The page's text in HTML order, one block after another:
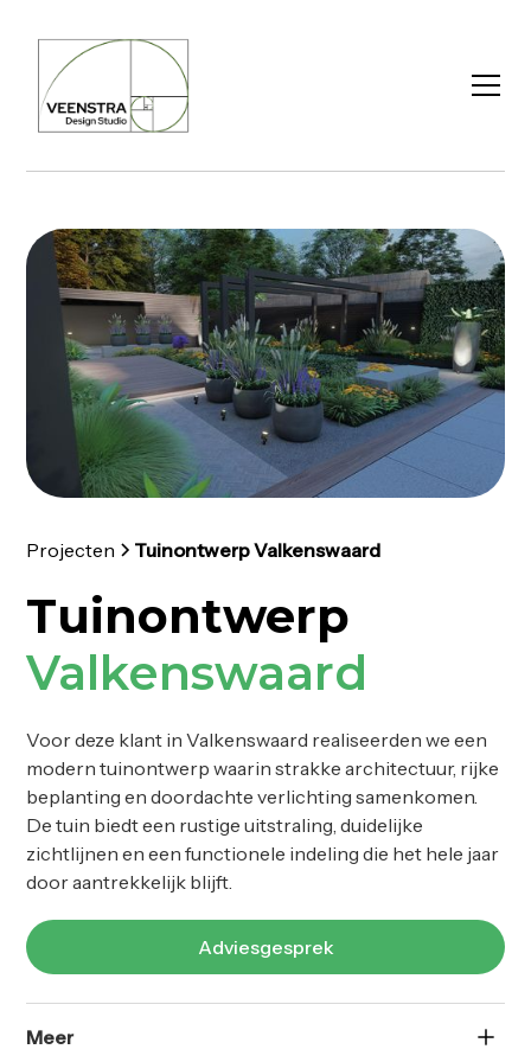
Projecten Tuinontwerp Valkenswaard
Tuinontwerp
Valkenswaard
Voor deze klant in Valkenswaard realiseerden we een
modern tuinontwerp waarin strakke architectuur, rijke
beplanting en doordachte verlichting samenkomen.
De tuin biedt een rustige uitstraling, duidelijke
zichtlijnen en een functionele indeling die het hele jaar
door aantrekkelijk blijft.
Adviesgesprek
Meer